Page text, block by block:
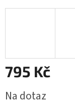
795 Kč
cena:
Na dotaz